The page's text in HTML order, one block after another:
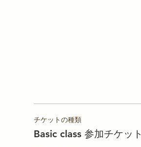
チケットの種類
Basic class 参加チケット